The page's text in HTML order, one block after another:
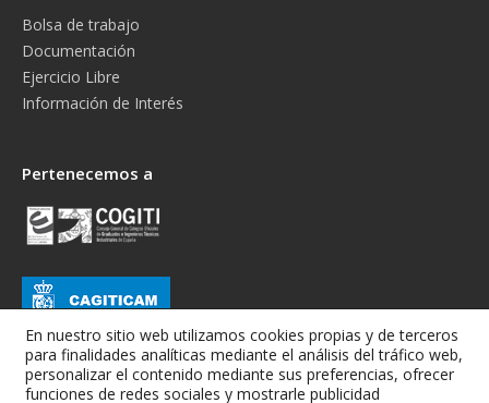
Bolsa de trabajo
Documentación
Ejercicio Libre
Información de Interés
Pertenecemos a
En nuestro sitio web utilizamos cookies propias y de terceros
para finalidades analíticas mediante el análisis del tráfico web,
personalizar el contenido mediante sus preferencias, ofrecer
funciones de redes sociales y mostrarle publicidad